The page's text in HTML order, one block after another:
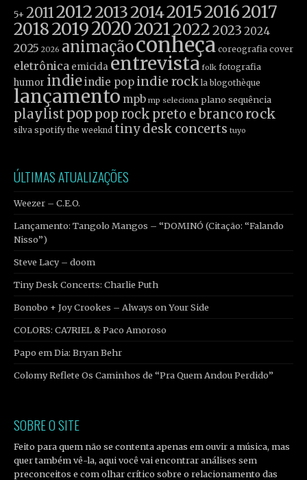
5+ 2011201220132014201520162017
201820192020202120222023 2024
2025 2026 animaçãoconheça coreografia cover
eletrônica emicida entrevista folk fotografia
humor indieindie pop indie rock la blogothèque
lançamento mpb mp seleciona plano sequência
playlist poppop rock preto e branco rock
silva spotify the weeknd tiny desk concerts tuyo
ÚLTIMAS ATUALIZAÇÕES
Weezer – C.E.O.
Lançamento: Tangolo Mangos – “DOMINÓ (Citação: “Falando
Nisso”)
Steve Lacy – doom
Tiny Desk Concerts: Charlie Puth
Bonobo + Joy Crookes – Always on Your Side
COLORS: CA7RIEL & Paco Amoroso
Papo em Dia: Bryan Behr
Colomy Reflete Os Caminhos de “Pra Quem Andou Perdido”
SOBRE O SITE
Feito para quem não se contenta apenas em ouvir a música, mas
quer também vê-la, aqui você vai encontrar análises sem
preconceitos e com olhar crítico sobre o relacionamento das